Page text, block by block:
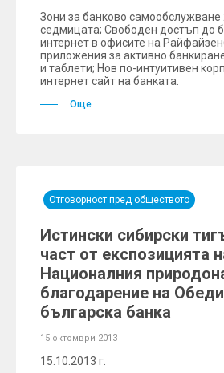
Зони за банково самообслужване
седмицата; Свободен достъп до
интернет в офисите на
приложения за активно
и таблети; Нов по-интуитивен
интернет сайт на банката.
Още
Отговорност пред обществото
Истински сибирски
част от експозицията
Националния
благодарение на
българска банка
15 октомври 2013
15.10.2013 г.